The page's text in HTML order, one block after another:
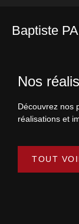
Baptiste
Nos
Découvrez nos
réalisations et
TOUT